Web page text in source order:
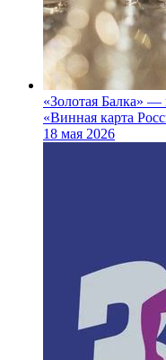
«Золотая Балка» —
«Винная карта
18 мая 2026